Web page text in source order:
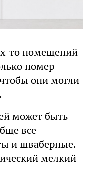
то помещений
номер
они могли
может быть
все
и шваберные.
мелкий